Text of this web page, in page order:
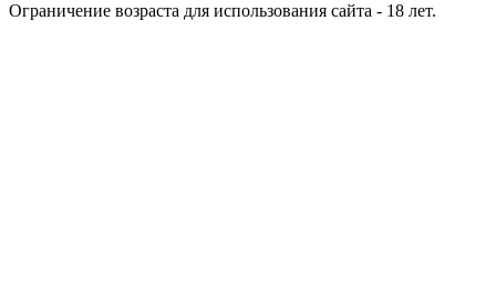
Ограничение возраста для использования сайта - 18 лет.